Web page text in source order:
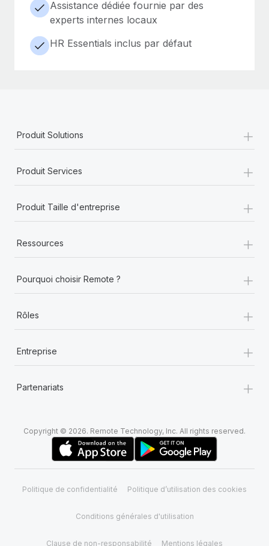
Assistance dédiée fournie par des
experts internes locaux
HR Essentials inclus par défaut
Produit Solutions +
Produit Services +
Produit Taille d'entreprise +
Ressources +
Pourquoi choisir Remote ? +
Rôles +
Entreprise +
Partenariats +
Copyright © 2026. Remote Technology, Inc. All rights reserved.
Politique de confidentialité Politique d’utilisation des cookies
Conditions générales d'utilisation
Clause de non-responsabilité Mentions légales